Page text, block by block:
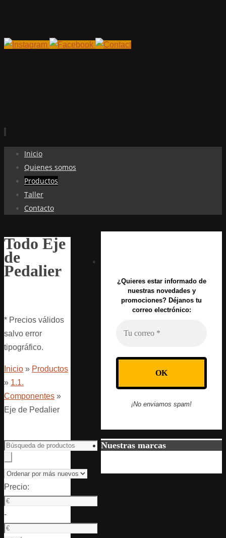
contenido
Inicio
Quienes somos
Productos
Taller
Contacto
Todo Eje
de
Pedalier
* Precios válidos
salvo error
tipográfico.
Inicio » Productos
» 1.1.
Componentes »
Eje de Pedalier
Precio:
-
¿Quieres estar informado de
nuestras novedades y
promociones? Déjanos tu
correo electrónico:
¡No enviamos spam!
Nuestras marcas